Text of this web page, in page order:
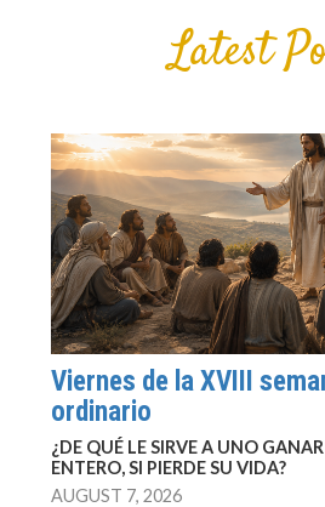
Latest
Viernes de la XVIII
ordinario
¿DE QUÉ LE SIRVE A UNO
ENTERO, SI PIERDE SU VIDA?
AUGUST 7, 2026